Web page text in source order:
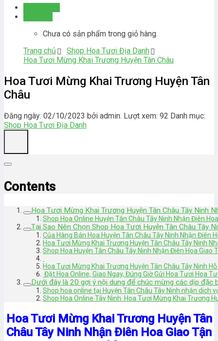
Chưa có sản phẩm trong giỏ hàng.
Trang chủ
Shop Hoa Tươi Địa Danh
Hoa Tươi Mừng Khai Trương Huyện Tân Châu
Hoa Tươi Mừng Khai Trương Huyện Tân
Châu
Đăng ngày: 02/10/2023 bởi admin. Lượt xem: 92 Danh mục:
Shop Hoa Tươi Địa Danh
Contents
Hoa Tươi Mừng Khai Trương Huyện Tân Châu Tây Ninh
Shop Hoa Online Huyện Tân Châu Tây Ninh Nhận Điên
Tại Sao Nên Chọn Shop Hoa Tươi Huyện Tân Châu Tây
Của Hàng Bán Hoa Huyện Tân Châu Tây Ninh Nhận Điên
Hoa Tươi Mừng Khai Trương Huyện Tân Châu Tây Ninh
Shop Hoa Huyện Tân Châu Tây Ninh Nhận Điên Hoa Giao
Hoa Tươi Mừng Khai Trương Huyện Tân Châu Tây Ninh
Đặt Hoa Online, Giao Ngay, Đúng Giờ Gửi Hoa Tươi Hoa
Dưới đây là 20 gợi ý nội dung để chúc mừng các dịp đặc
Shop hoa online tại Huyện Tân Châu Tây Ninh nhận dich
Shop Hoa Online Tây Ninh Hoa Tươi Mừng Khai Trương
Hoa Tươi Mừng Khai Trương Huyện Tân
Châu Tây Ninh Nhận Điên Hoa Giao Tận